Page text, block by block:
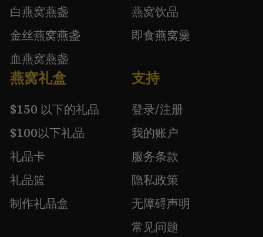
白燕窝燕盏
金丝燕窝燕盏
血燕窝燕盏
燕窝饮品
即食燕窝羹
燕窝礼盒
$150 以下的礼品
$100以下礼品
礼品卡
礼品篮
制作礼品盒
支持
登录/注册
我的账户
服务条款
隐私政策
无障碍声明
常见问题